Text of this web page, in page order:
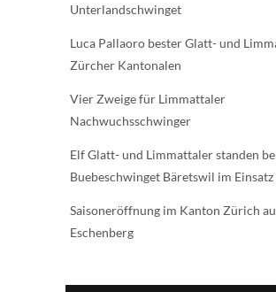
Unterlandschwinget
Luca Pallaoro bester Glatt- und
Zürcher Kantonalen
Vier Zweige für Limmattaler
Nachwuchsschwinger
Elf Glatt- und Limmattaler standen
Buebeschwinget Bäretswil im Einsatz
Saisoneröffnung im Kanton Zürich
Eschenberg